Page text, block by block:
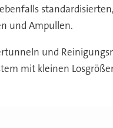
und Ampullen.
und
mit kleinen